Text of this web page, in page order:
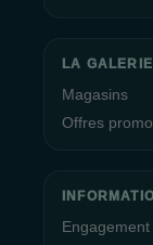
LA
Magasins
Offres